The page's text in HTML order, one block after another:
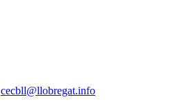
cecbll@llobregat.info